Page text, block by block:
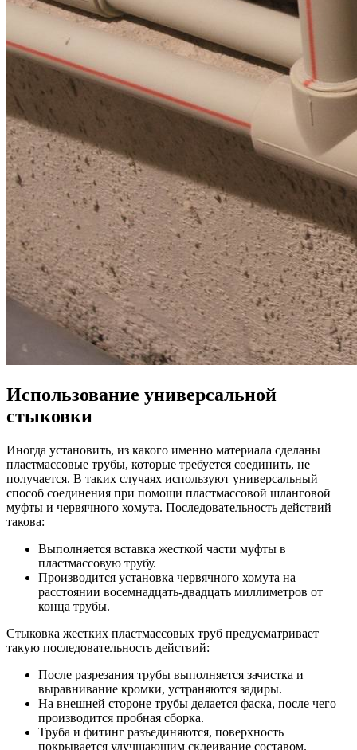
Использование универсальной
стыковки
Иногда установить, из какого именно материала сделаны
пластмассовые трубы, которые требуется соединить, не
получается. В таких случаях используют универсальный
способ соединения при помощи пластмассовой шланговой
муфты и червячного хомута. Последовательность действий
такова:
Выполняется вставка жесткой части муфты в
пластмассовую трубу.
Производится установка червячного хомута на
расстоянии восемнадцать-двадцать миллиметров от
конца трубы.
Стыковка жестких пластмассовых труб предусматривает
такую последовательность действий:
После разрезания трубы выполняется зачистка и
выравнивание кромки, устраняются задиры.
На внешней стороне трубы делается фаска, после чего
производится пробная сборка.
Труба и фитинг разъединяются, поверхность
покрывается улучшающим склеивание составом.